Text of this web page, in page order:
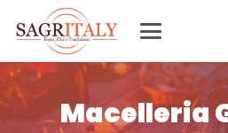
Macelleria